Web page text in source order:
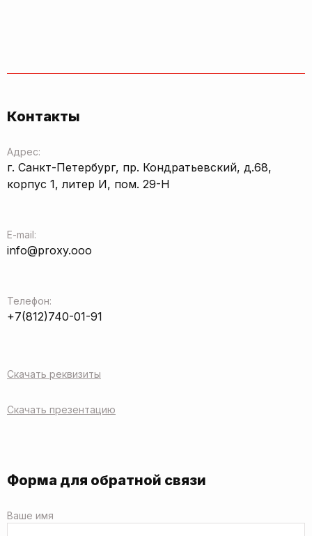
Контакты
Адрес:
г. Санкт-Петербург, пр. Кондратьевский, д.68,
корпус 1, литер И, пом. 29-Н
E-mail:
info@proxy.ooo
Телефон:
+7(812)740-01-91
Скачать реквизиты
Скачать презентацию
Форма для обратной связи
Ваше имя